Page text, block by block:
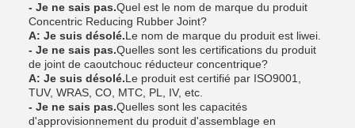
- Je ne sais pas.Quel est le nom de marque du produit
Concentric Reducing Rubber Joint?
A: Je suis désolé.Le nom de marque du produit est liwei.
- Je ne sais pas.Quelles sont les certifications du produit
de joint de caoutchouc réducteur concentrique?
A: Je suis désolé.Le produit est certifié par ISO9001,
TUV, WRAS, CO, MTC, PL, IV, etc.
- Je ne sais pas.Quelles sont les capacités
d'approvisionnement du produit d'assemblage en